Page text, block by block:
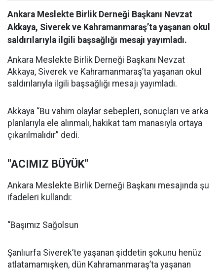
Ankara Meslekte Birlik Derneği Başkanı Nevzat
Akkaya, Siverek ve Kahramanmaraş’ta yaşanan okul
saldırılarıyla ilgili başsağlığı mesajı yayımladı.
Ankara Meslekte Birlik Derneği Başkanı Nevzat
Akkaya, Siverek ve Kahramanmaraş’ta yaşanan okul
saldırılarıyla ilgili başsağlığı mesajı yayımladı.
Akkaya “Bu vahim olaylar sebepleri, sonuçları ve arka
planlarıyla ele alınmalı, hakikat tam manasıyla ortaya
çıkarılmalıdır” dedi.
"ACIMIZ BÜYÜK"
Ankara Meslekte Birlik Derneği Başkanı mesajında şu
ifadeleri kullandı:
“Başımız Sağolsun
Şanlıurfa Siverek’te yaşanan şiddetin şokunu henüz
atlatamamışken, dün Kahramanmaraş’ta yaşanan